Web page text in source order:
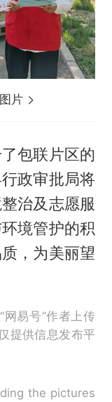
片
包联片区的
政审批局将
治及志愿服
境管护的积
，为美丽望
易号”作者上传
提供信息发布平
the pictures